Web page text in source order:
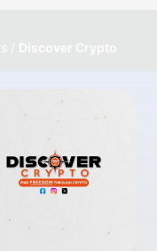
Discover Crypto